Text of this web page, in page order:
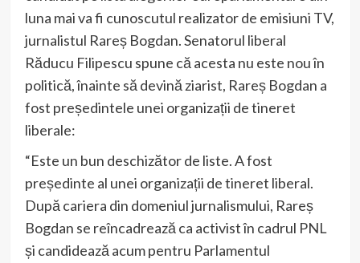
luna mai va fi cunoscutul realizator de emisiuni TV,
jurnalistul Rareș Bogdan. Senatorul liberal
Răducu Filipescu spune că acesta nu este nou în
politică, înainte să devină ziarist, Rareș Bogdan a
fost președintele unei organizații de tineret
liberale:
“Este un bun deschizător de liste. A fost
președinte al unei organizații de tineret liberal.
După cariera din domeniul jurnalismului, Rareș
Bogdan se reîncadrează ca activist în cadrul PNL
și candidează acum pentru Parlamentul